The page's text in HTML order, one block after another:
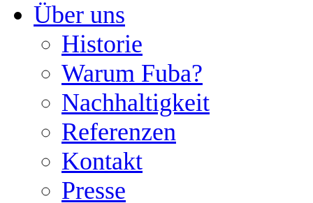
Über uns
Historie
Warum Fuba?
Nachhaltigkeit
Referenzen
Kontakt
Presse